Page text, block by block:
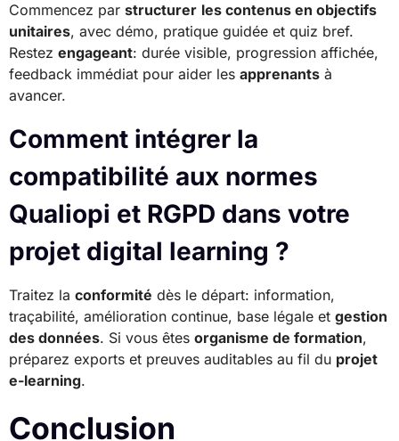
Commencez par structurer les contenus en objectifs
unitaires, avec démo, pratique guidée et quiz bref.
Restez engageant: durée visible, progression affichée,
feedback immédiat pour aider les apprenants à
avancer.
Comment intégrer la
compatibilité aux normes
Qualiopi et RGPD dans votre
projet digital learning ?
Traitez la conformité dès le départ: information,
traçabilité, amélioration continue, base légale et gestion
des données. Si vous êtes organisme de formation,
préparez exports et preuves auditables au fil du projet
e-learning.
Conclusion